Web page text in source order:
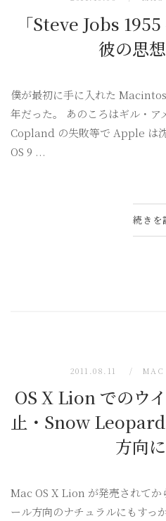
「Steve Jobs 1955
彼の思
僕が最初に手に入れた
年だった。 あのころはギル・ア
Copland の失敗等で Apple は
OS 9 ...
続きを
2011.08.11
OS X Lion でのウ
止・Snow
方向
Mac OS X Lion が発売されてか
ール方向のナチュラルにもすっ